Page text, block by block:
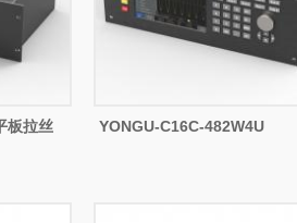
板拉丝 YONGU-C16C-482W4U